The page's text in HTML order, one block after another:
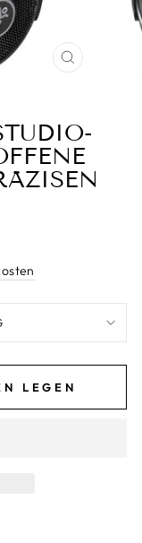
LEGEN